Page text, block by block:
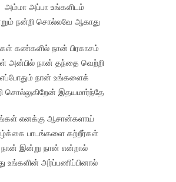
அம்மா அப்பா உங்களிடம்
நன்றி சொல்லவே ஆகாது
கண்களில் நான் பிரகாசம்
அன்பில் நான் தந்தை வெற்றி
எப்போதும் நான் உங்களைக்
சொல்லுகிறேன் இதயமார்ந்தே
எனக்கு ஆசான்களாய்
பாடங்களை கற்றீர்கள்
நான் இன்று நான் என்றால்
உங்களின் அர்ப்பணிப்பினால்